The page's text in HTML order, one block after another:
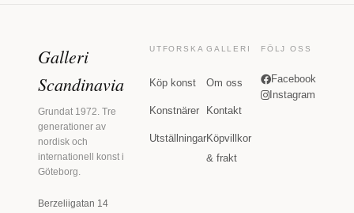
Galleri
Scandinavia
Grundat 1972. Tre
generationer av
nordisk och
internationell konst i
Göteborg.
Berzeliigatan 14
UTFORSKA
Köp konst
Konstnärer
Utställningar
GALLERI
Om oss
Kontakt
Köpvillkor
& frakt
FÖLJ OSS
Facebook
Instagram